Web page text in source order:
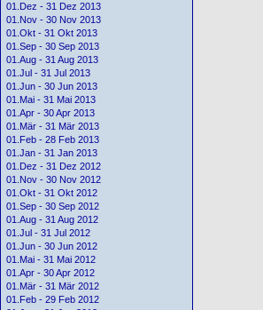
01.Dez - 31 Dez 2013
01.Nov - 30 Nov 2013
01.Okt - 31 Okt 2013
01.Sep - 30 Sep 2013
01.Aug - 31 Aug 2013
01.Jul - 31 Jul 2013
01.Jun - 30 Jun 2013
01.Mai - 31 Mai 2013
01.Apr - 30 Apr 2013
01.Mär - 31 Mär 2013
01.Feb - 28 Feb 2013
01.Jan - 31 Jan 2013
01.Dez - 31 Dez 2012
01.Nov - 30 Nov 2012
01.Okt - 31 Okt 2012
01.Sep - 30 Sep 2012
01.Aug - 31 Aug 2012
01.Jul - 31 Jul 2012
01.Jun - 30 Jun 2012
01.Mai - 31 Mai 2012
01.Apr - 30 Apr 2012
01.Mär - 31 Mär 2012
01.Feb - 29 Feb 2012